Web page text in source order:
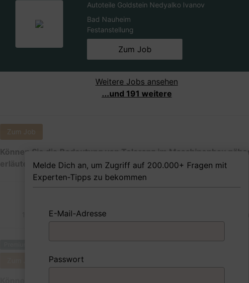
Autoteile Goldstein Nedyalko Ivanov
Bad Nauheim
Festanstellung
Zum Job
Weitere Jobs ansehen
...und 191 weitere
Zum Job
Können Sie die Bedeutung von Toleranz im Maschinenbau
erläutern?
1 Beispiel Antwort schreiben
Melde Dich an, um Zugriff auf 200.000+ Fragen mit
Experten-Tipps zu bekommen
E-Mail-Adresse
Passwort